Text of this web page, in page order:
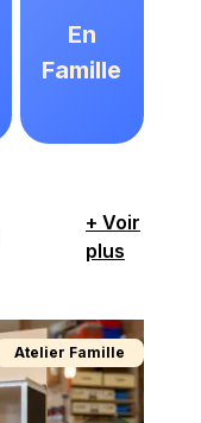
En
Famille
+ Voir
plus
Atelier Famille